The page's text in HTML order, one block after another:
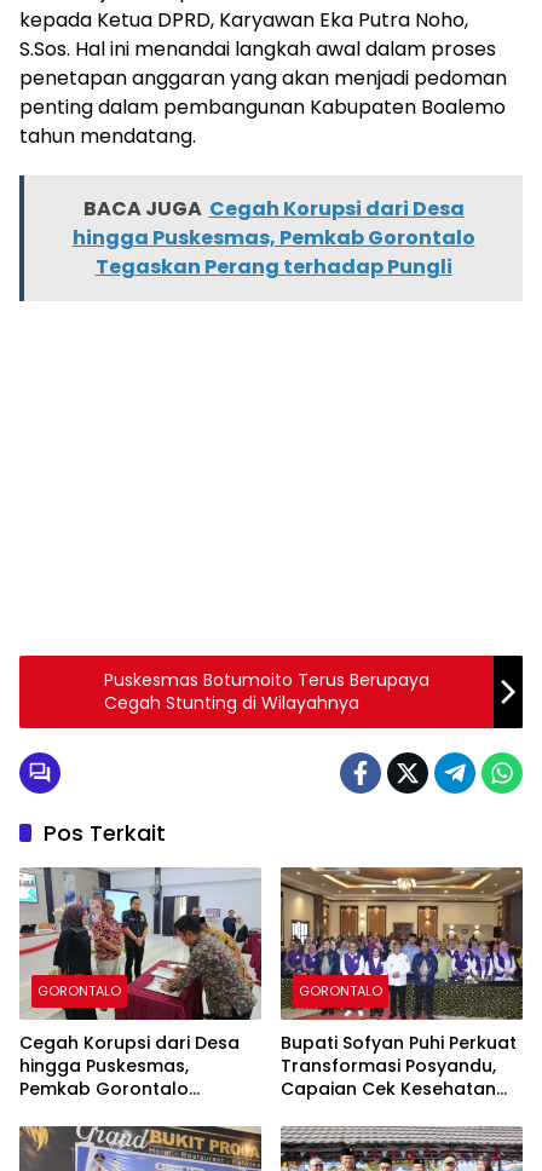
kepada Ketua DPRD, Karyawan Eka Putra Noho,
S.Sos. Hal ini menandai langkah awal dalam proses
penetapan anggaran yang akan menjadi pedoman
penting dalam pembangunan Kabupaten Boalemo
tahun mendatang.
BACA JUGA Cegah Korupsi dari Desa
hingga Puskesmas, Pemkab Gorontalo
Tegaskan Perang terhadap Pungli
Puskesmas Botumoito Terus Berupaya
Cegah Stunting di Wilayahnya
Pos Terkait
GORONTALO
Cegah Korupsi dari Desa
hingga Puskesmas,
Pemkab Gorontalo
terhadap Pungli
GORONTALO
Bupati Sofyan Puhi Perkuat
Transformasi Posyandu,
Capaian Cek Kesehatan
Gorontalo Tembus 54,43
Persen